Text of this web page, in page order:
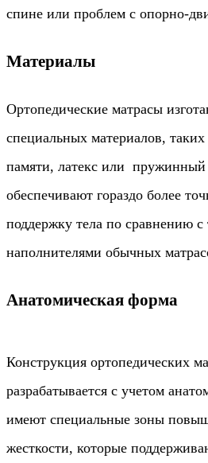
спине или проблем с опорно-
Материалы
Ортопедические матрасы
специальных материалов,
памяти, латекс или
обеспечивают гораздо более
поддержку тела по сравнению
наполнителями обычных
Анатомическая форма
Конструкция ортопедических
разрабатывается с учетом
имеют специальные зоны
жесткости, которые